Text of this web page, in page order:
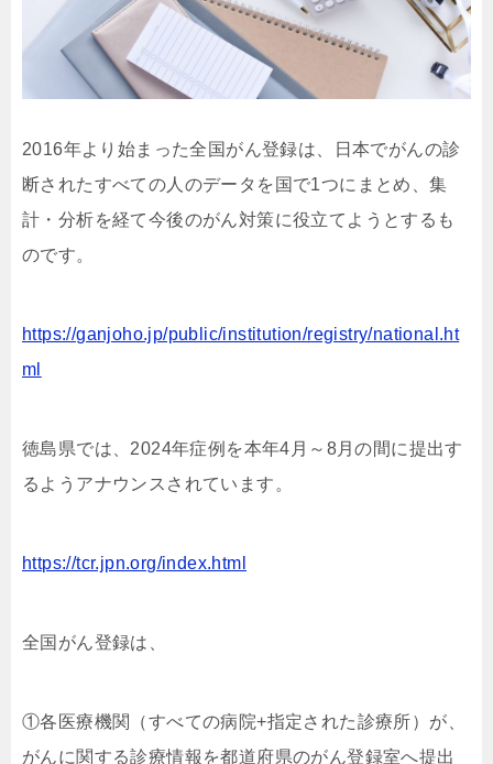
2016年より始まった全国がん登録は、日本でがんの診
断されたすべての人のデータを国で1つにまとめ、集
計・分析を経て今後のがん対策に役立てようとするも
のです。
https://ganjoho.jp/public/institution/registry/national.ht
ml
徳島県では、2024年症例を本年4月～8月の間に提出す
るようアナウンスされています。
https://tcr.jpn.org/index.html
全国がん登録は、
①各医療機関（すべての病院+指定された診療所）が、
がんに関する診療情報を都道府県のがん登録室へ提出